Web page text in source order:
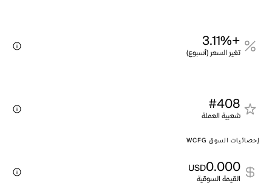
+3.11%
تغير السعر (أسبوع)
#408
شعبية العملة
إحصائيات السوق WCFG
0.000
USD
القيمة السوقية